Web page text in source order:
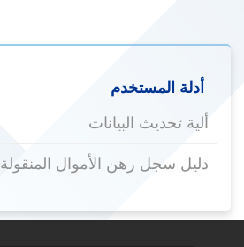
أدلة المستخدم
ألية تحديث البيانات
دليل سجل رهن الأموال المنقولة